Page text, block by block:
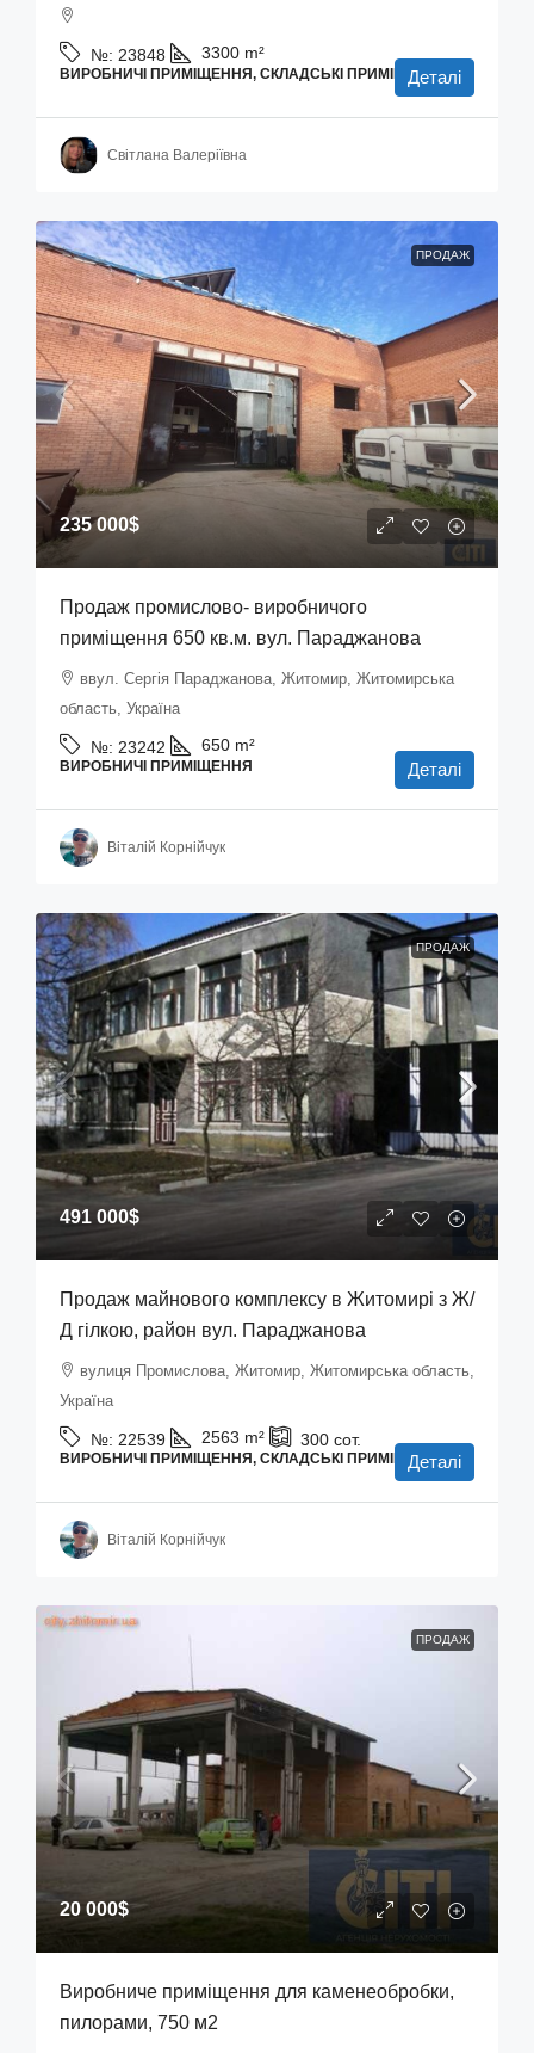
№: 23848 3300 m²
ВИРОБНИЧІ ПРИМІЩЕННЯ, СКЛАДСЬКІ ПРИМІЩЕННЯ
Деталі
Світлана Валеріївна
ПРОДАЖ
235 000$
Продаж промислово- виробничого
приміщення 650 кв.м. вул. Параджанова
ввул. Сергія Параджанова, Житомир, Житомирська
область, Україна
№: 23242 650 m²
ВИРОБНИЧІ ПРИМІЩЕННЯ Деталі
Віталій Корнійчук
ПРОДАЖ
491 000$
Продаж майнового комплексу в Житомирі з Ж/
Д гілкою, район вул. Параджанова
вулиця Промислова, Житомир, Житомирська область,
Україна
№: 22539 2563 m² 300 сот.
ВИРОБНИЧІ ПРИМІЩЕННЯ, СКЛАДСЬКІ ПРИМІЩЕННЯ
Деталі
Віталій Корнійчук
ПРОДАЖ
20 000$
Виробниче приміщення для каменеобробки,
пилорами, 750 м2